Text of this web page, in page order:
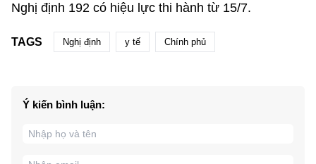
Nghị định 192 có hiệu lực thi hành từ 15/7.
TAGS Nghị định y tế Chính phủ
Ý kiến bình luận: